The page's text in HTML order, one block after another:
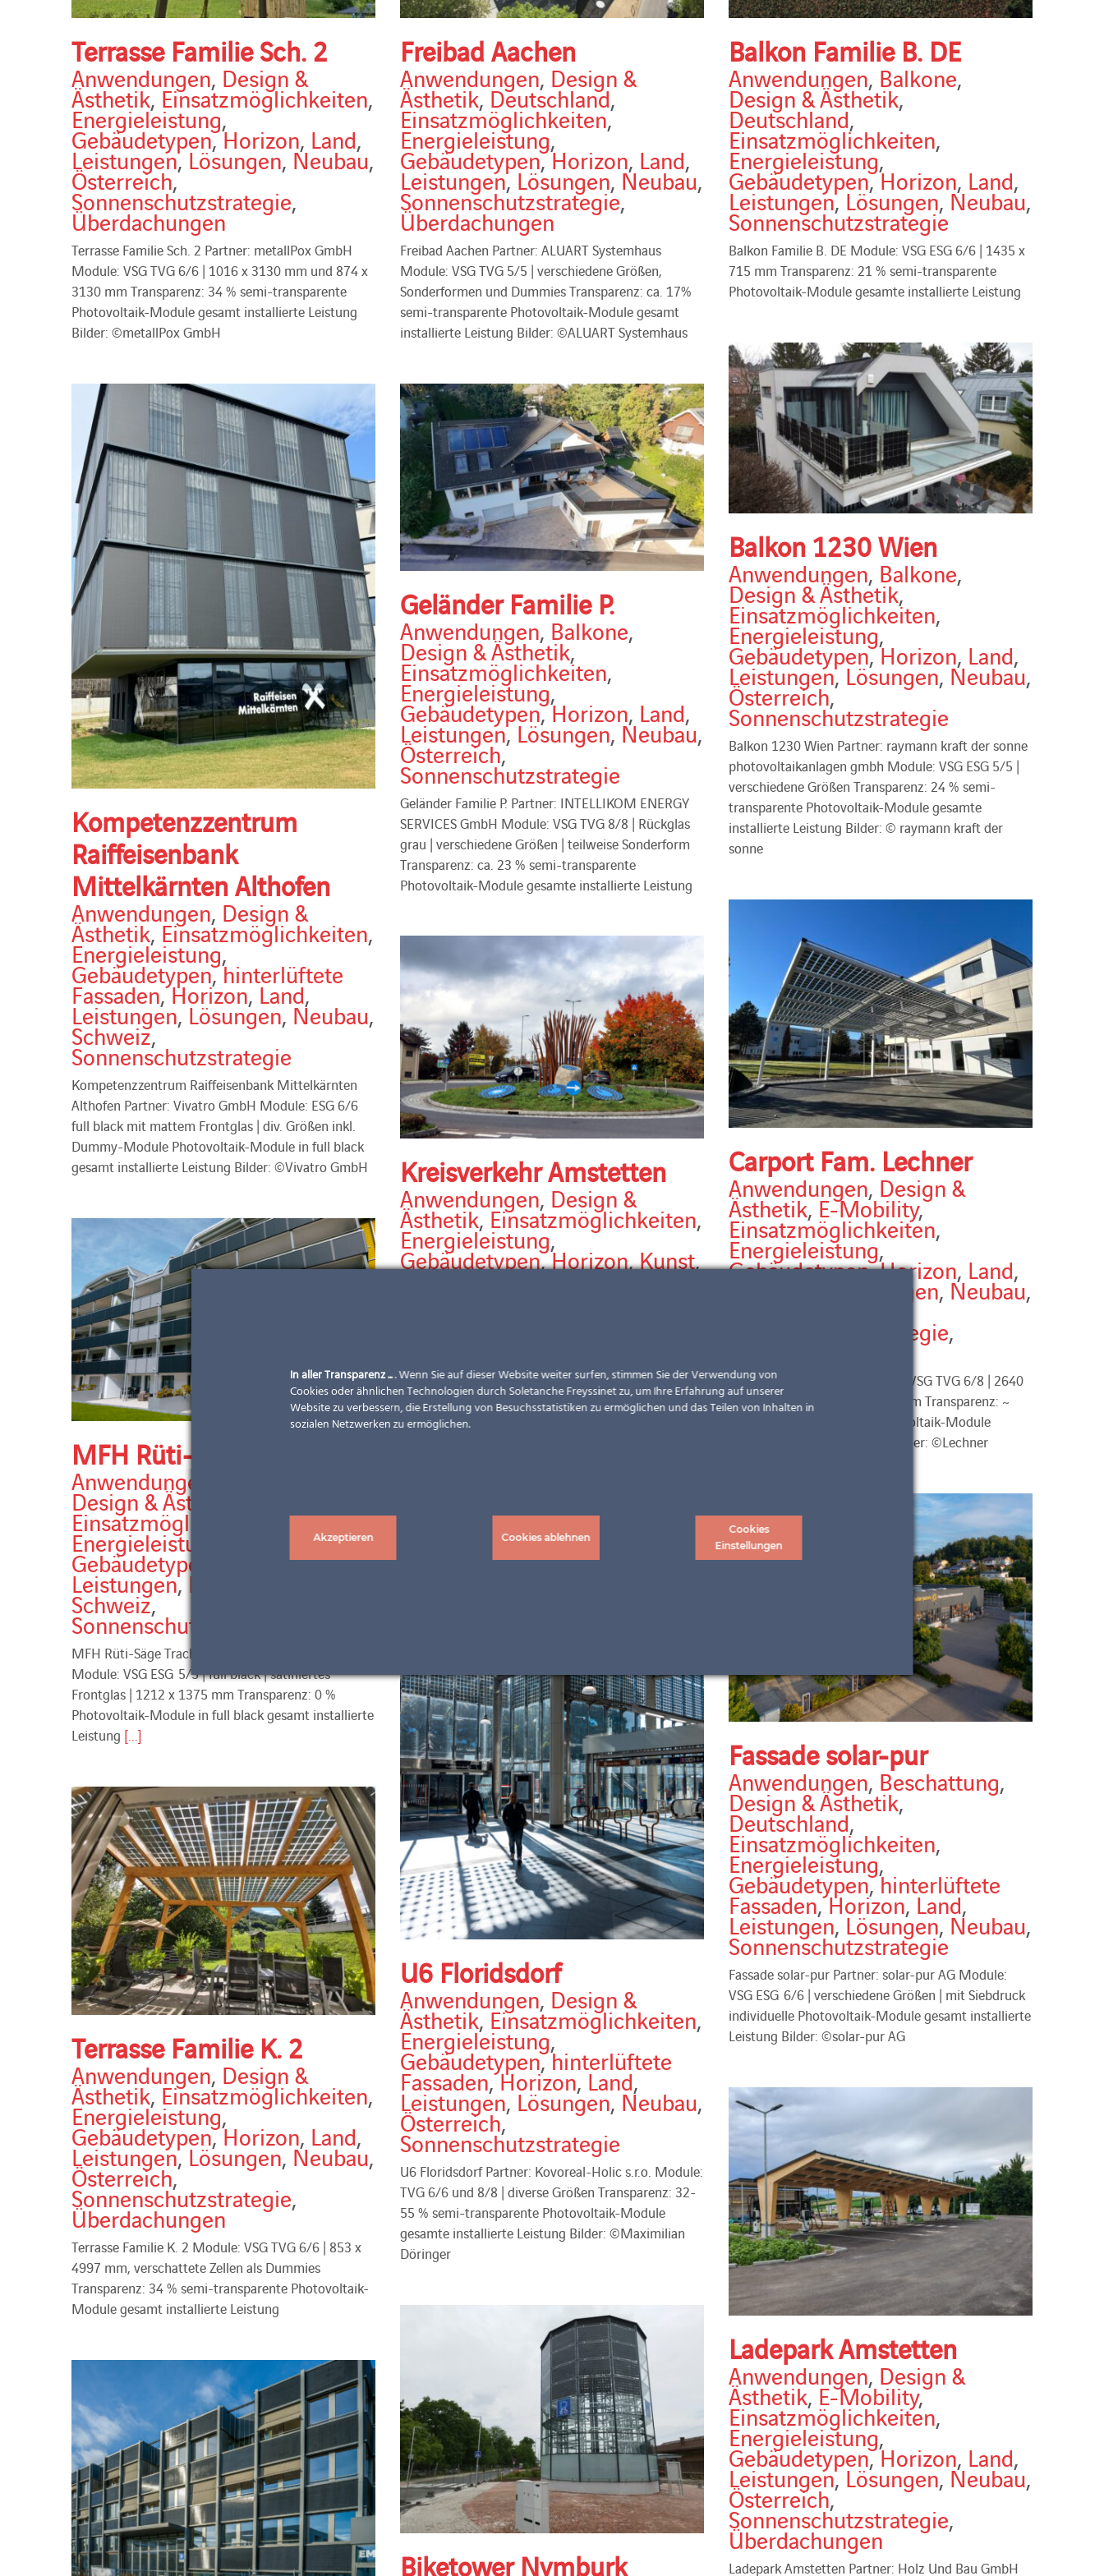
Terrasse Familie Sch. 2
Anwendungen, Design &
Ästhetik,Einsatzmöglichkeiten,
Energieleistung,
Gebäudetypen,Horizon, Land,
Leistungen,Lösungen,Neubau,
Österreich,
Sonnenschutzstrategie,
Überdachungen
Terrasse Familie Sch. 2 Partner: metallPox GmbH
Module: VSG TVG 6/6 | 1016 x 3130 mm und 874 x
3130 mm Transparenz: 34 % semi-transparente
Photovoltaik-Module gesamt installierte Leistung
Bilder: ©metallPox GmbH
Freibad Aachen
Anwendungen, Design &
Ästhetik,Deutschland,
Einsatzmöglichkeiten,
Energieleistung,
Gebäudetypen,Horizon, Land,
Leistungen,Lösungen,Neubau,
Sonnenschutzstrategie,
Überdachungen
Freibad Aachen Partner: ALUART Systemhaus
Module: VSG TVG 5/5 | verschiedene Größen,
Sonderformen und Dummies Transparenz: ca. 17%
semi-transparente Photovoltaik-Module gesamt
installierte Leistung Bilder: ©ALUART Systemhaus
Balkon Familie B. DE
Anwendungen, Balkone,
Design & Ästhetik,
Deutschland,
Einsatzmöglichkeiten,
Energieleistung,
Gebäudetypen,Horizon, Land,
Leistungen,Lösungen,Neubau,
Sonnenschutzstrategie
Balkon Familie B. DE Module: VSG ESG 6/6 | 1435 x
715 mm Transparenz: 21 % semi-transparente
Photovoltaik-Module gesamte installierte Leistung
Balkon 1230 Wien
Anwendungen, Balkone,
Design & Ästhetik,
Einsatzmöglichkeiten,
Energieleistung,
Gebäudetypen,Horizon, Land,
Leistungen,Lösungen,Neubau,
Österreich,
Sonnenschutzstrategie
Balkon 1230 Wien Partner: raymann kraft der sonne
photovoltaikanlagen gmbh Module: VSG ESG 5/5 |
verschiedene Größen Transparenz: 24 % semi-
transparente Photovoltaik-Module gesamte
installierte Leistung Bilder: © raymann kraft der
sonne
Kompetenzzentrum
Raiffeisenbank
Mittelkärnten Althofen
Anwendungen, Design &
Ästhetik,Einsatzmöglichkeiten,
Energieleistung,
Gebäudetypen,hinterlüftete
Fassaden,Horizon,Land,
Leistungen,Lösungen,Neubau,
Schweiz,
Sonnenschutzstrategie
Kompetenzzentrum Raiffeisenbank Mittelkärnten
Althofen Partner: Vivatro GmbH Module: ESG 6/6
full black mit mattem Frontglas | div. Größen inkl.
Dummy-Module Photovoltaik-Module in full black
gesamt installierte Leistung Bilder: ©Vivatro GmbH
Geländer Familie P.
Anwendungen, Balkone,
Design & Ästhetik,
Einsatzmöglichkeiten,
Energieleistung,
Gebäudetypen,Horizon, Land,
Leistungen,Lösungen,Neubau,
Österreich,
Sonnenschutzstrategie
Geländer Familie P. Partner: INTELLIKOM ENERGY
SERVICES GmbH Module: VSG TVG 8/8 | Rückglas
grau | verschiedene Größen | teilweise Sonderform
Transparenz: ca. 23 % semi-transparente
Photovoltaik-Module gesamte installierte Leistung
Carport Fam. Lechner
Anwendungen, Design &
Ästhetik,E-Mobility,
Einsatzmöglichkeiten,
Energieleistung,
Gebäudetypen,Horizon, Land,
Lösungen,Neubau,
Sonnenschutzstrategie,
Carport Fam. Lechner Module: VSG TVG 6/8 | 2640
x 1080 mm und 2640 x 1170 mm Transparenz: ~
28% semi-transparente Photovoltaik-Module
gesamt installierte Leistung Bilder: ©Lechner
Kreisverkehr Amstetten
Anwendungen, Design &
Ästhetik,Einsatzmöglichkeiten,
Energieleistung,
Gebäudetypen,Horizon,Kunst,
Land,Leistungen,Lösungen,
Module: VSG TVG 6/6 | Sonderformen | mit Digiprint
und Email | individuelle Zellbelegung | verschiedene
Größen individuelle Photovoltaik-Module gesamt
installierte Leistung
MFH Rüti-Säge Trachslau
Anwendungen
Design & Ästhetik
Einsatzmöglichkeiten
Energieleistung
Gebäudetypen Horizon,Land,
Leistungen,Lösungen
Schweiz,
Sonnenschutzstrategie
MFH Rüti-Säge Trachslau Partner: Clevergie AG
Module: VSG ESG 5/5 | full black | satiniertes
Frontglas | 1212 x 1375 mm Transparenz: 0 %
Photovoltaik-Module in full black gesamt installierte
Leistung [...]
U6 Floridsdorf
Anwendungen, Design &
Ästhetik,Einsatzmöglichkeiten,
Energieleistung,
Gebäudetypen,hinterlüftete
Fassaden,Horizon,Land,
Leistungen,Lösungen,Neubau,
Österreich,
Sonnenschutzstrategie
U6 Floridsdorf Partner: Kovoreal-Holic s.r.o. Module:
TVG 6/6 und 8/8 | diverse Größen Transparenz: 32-
55 % semi-transparente Photovoltaik-Module
gesamte installierte Leistung Bilder: ©Maximilian
Döringer
Fassade solar-pur
Anwendungen, Beschattung,
Design & Ästhetik,
Deutschland,
Einsatzmöglichkeiten,
Energieleistung,
Gebäudetypen,hinterlüftete
Fassaden,Horizon,Land,
Leistungen,Lösungen,Neubau,
Sonnenschutzstrategie
Fassade solar-pur Partner: solar-pur AG Module:
VSG ESG 6/6 | verschiedene Größen | mit Siebdruck
individuelle Photovoltaik-Module gesamt installierte
Leistung Bilder: ©solar-pur AG
Terrasse Familie K. 2
Anwendungen, Design &
Ästhetik,Einsatzmöglichkeiten,
Energieleistung,
Gebäudetypen,Horizon, Land,
Leistungen,Lösungen,Neubau,
Österreich,
Sonnenschutzstrategie,
Überdachungen
Terrasse Familie K. 2 Module: VSG TVG 6/6 | 853 x
4997 mm, verschattete Zellen als Dummies
Transparenz: 34 % semi-transparente Photovoltaik-
Module gesamt installierte Leistung
Ladepark Amstetten
Anwendungen, Design &
Ästhetik,E-Mobility,
Einsatzmöglichkeiten,
Energieleistung,
Gebäudetypen,Horizon, Land,
Leistungen,Lösungen,Neubau,
Österreich,
Sonnenschutzstrategie,
Überdachungen
Ladepark Amstetten Partner: Holz Und Bau GmbH
Biketower Nymburk
In aller Transparenz .... Wenn Sie auf dieser Website weiter surfen, stimmen Sie der Verwendung von
Cookies oder ähnlichen Technologien durch Soletanche Freyssinet zu, um Ihre Erfahrung auf unserer
Website zu verbessern, die Erstellung von Besuchsstatistiken zu ermöglichen und das Teilen von Inhalten in
sozialen Netzwerken zu ermöglichen.
Akzeptieren Cookies ablehnen
Cookies
Einstellungen